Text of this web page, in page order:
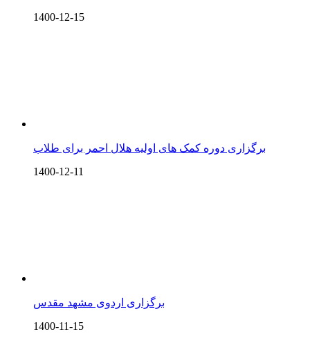
1400-12-15
برگزاری دوره کمک های اولیه هلال احمر برای طلاب
1400-12-11
برگزاری اردوی مشهد مقدس
1400-11-15